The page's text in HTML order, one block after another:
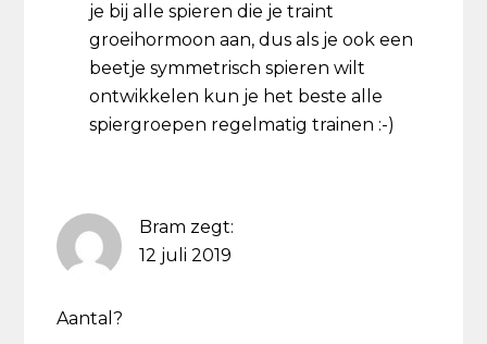
je bij alle spieren die je traint
groeihormoon aan, dus als je ook een
beetje symmetrisch spieren wilt
ontwikkelen kun je het beste alle
spiergroepen regelmatig trainen :-)
Bram zegt:
12 juli 2019
Aantal?